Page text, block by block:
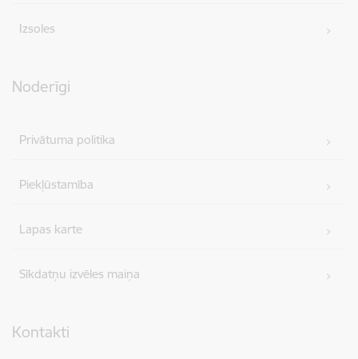
Izsoles
Noderīgi
Privātuma politika
Piekļūstamība
Lapas karte
Sīkdatņu izvēles maiņa
Kontakti